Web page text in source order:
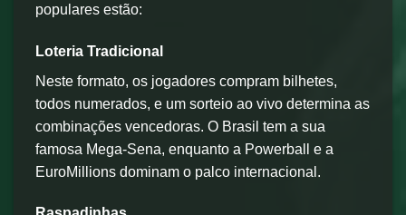
populares estão:
Loteria Tradicional
Neste formato, os jogadores compram bilhetes,
todos numerados, e um sorteio ao vivo determina as
combinações vencedoras. O Brasil tem a sua
famosa Mega-Sena, enquanto a Powerball e a
EuroMillions dominam o palco internacional.